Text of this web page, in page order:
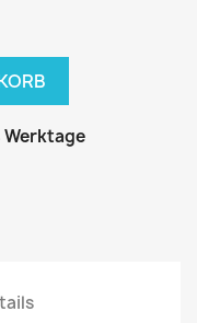
Werktage